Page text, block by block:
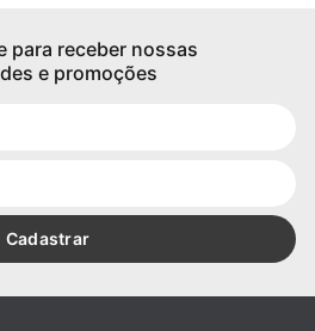
para receber nossas
e promoções
Cadastrar